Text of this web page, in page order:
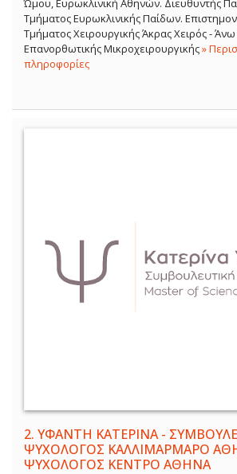
Ώμου, Ευρωκλινική Αθηνών. Διευθυντής
Τμήματος Ευρωκλινικής Παίδων.
Τμήματος Χειρουργικής Άκρας Χειρός -
Επανορθωτικής Μικροχειρουργικής»
πληροφορίες
2. ΥΦΑΝΤΗ ΚΑΤΕΡΙΝΑ -
ΨΥΧΟΛΟΓΟΣ ΚΑΛΛΙΜΑΡΜΑΡΟ
ΨΥΧΟΛΟΓΟΣ ΚΕΝΤΡΟ ΑΘΗΝΑ